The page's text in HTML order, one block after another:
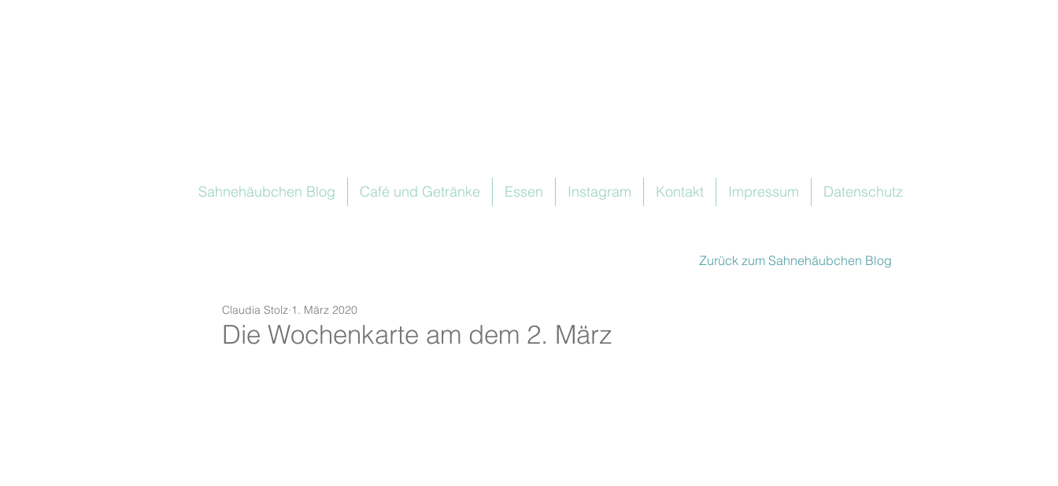
Sahnehäubchen Blog Café und Getränke Essen Instagram Kontakt Impressum Datenschutz
Zurück zum Sahnehäubchen Blog
Die Wochenkarte am dem 2. März
Claudia Stolz 1. März 2020